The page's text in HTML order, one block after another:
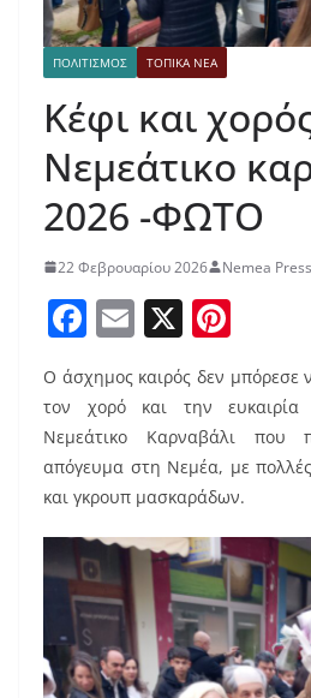
ΠΟΛΙΤΙΣΜΟΣ ΤΟΠΙΚΑ ΝΕΑ
Κέφι και
Νεμεάτικο
2026 -ΦΩΤΟ
22 Φεβρουαρίου 2026 Nemea Press
F
c
e
b
o
o
k
E
ai
X
nt
er
e
st
Ο άσχημος καιρός δεν μπόρεσε
τον χορό και την
Νεμεάτικο Καρναβάλι που
απόγευμα στη Νεμέα, με
και γκρουπ μασκαράδων.